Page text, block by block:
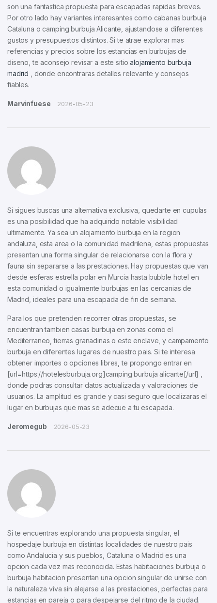
son una fantastica propuesta para escapadas rapidas breves.
Por otro lado hay variantes interesantes como cabanas burbuja
Cataluna o camping burbuja Alicante, ajustandose a diferentes
gustos y presupuestos distintos. Si te atrae explorar mas
referencias y precios sobre los estancias en burbujas de
diseno, te aconsejo revisar a este sitioalojamiento burbuja
madrid , donde encontraras detalles relevante y consejos
fiables.
Marvinfuese 2026-05-23
Si sigues buscas una alternativa exclusiva, quedarte en cupulas
es una posibilidad que ha adquirido notable visibilidad
ultimamente. Ya sea un alojamiento burbuja en la region
andaluza, esta area o la comunidad madrilena, estas propuestas
presentan una forma singular de relacionarse con la flora y
fauna sin separarse a las prestaciones. Hay propuestas que van
desde esferas estrella polar en Murcia hasta bubble hotel en
esta comunidad o igualmente burbujas en las cercanias de
Madrid, ideales para una escapada de fin de semana.
Para los que pretenden recorrer otras propuestas, se
encuentran tambien casas burbuja en zonas como el
Mediterraneo, tierras granadinas o este enclave, y campamento
burbuja en diferentes lugares de nuestro pais. Si te interesa
obtener importes o opciones libres, te propongo entrar en
[url=https://hotelesburbuja.org]camping burbuja alicante[/url] ,
donde podras consultar datos actualizada y valoraciones de
usuarios. La amplitud es grande y casi seguro que localizaras el
lugar en burbujas que mas se adecue a tu escapada.
Jeromegub 2026-05-23
Si te encuentras explorando una propuesta singular, el
hospedaje burbuja en distintas localidades de nuestro pais
como Andalucia y sus pueblos, Cataluna o Madrid es una
opcion cada vez mas reconocida. Estas habitaciones burbuja o
burbuja habitacion presentan una opcion singular de unirse con
la naturaleza viva sin alejarse a las prestaciones, perfectas para
estancias en pareja o para despejarse del ritmo de la ciudad.